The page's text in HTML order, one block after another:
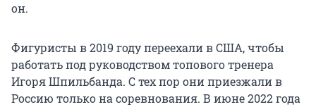
он.
Фигуристы в 2019 году переехали в США, чтобы
работать под руководством топового тренера
Игоря Шпильбанда. С тех пор они приезжали в
Россию только на соревнования. В июне 2022 года